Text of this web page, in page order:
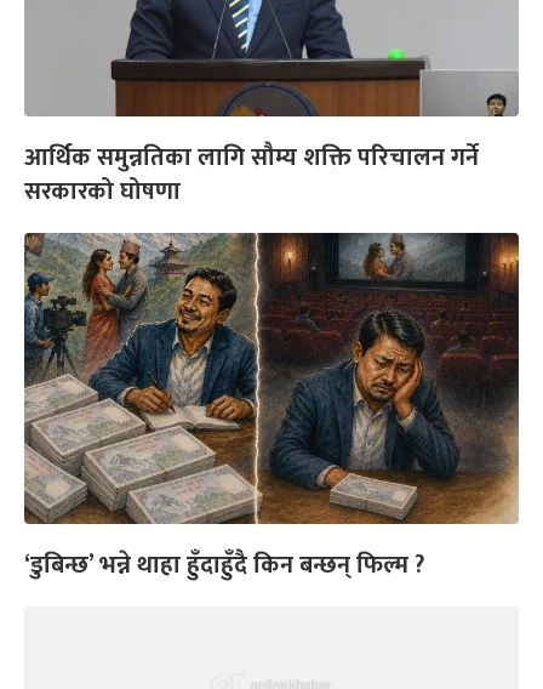
आर्थिक समुन्नतिका लागि सौम्य शक्ति परिचालन गर्ने
सरकारको घोषणा
‘डुबिन्छ’ भन्ने थाहा हुँदाहुँदै किन बन्छन् फिल्म ?